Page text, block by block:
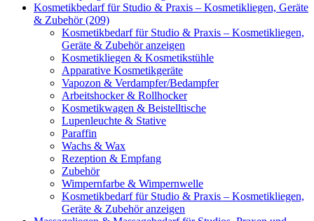
Kosmetikbedarf für Studio & Praxis – Kosmetikliegen, Geräte
& Zubehör (209)
Kosmetikbedarf für Studio & Praxis – Kosmetikliegen,
Geräte & Zubehör anzeigen
Kosmetikliegen & Kosmetikstühle
Apparative Kosmetikgeräte
Vapozon & Verdampfer/Bedampfer
Arbeitshocker & Rollhocker
Kosmetikwagen & Beistelltische
Lupenleuchte & Stative
Paraffin
Wachs & Wax
Rezeption & Empfang
Zubehör
Wimpernfarbe & Wimpernwelle
Kosmetikbedarf für Studio & Praxis – Kosmetikliegen,
Geräte & Zubehör anzeigen